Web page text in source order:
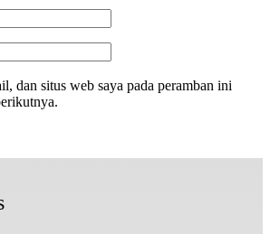
dan situs web saya pada peramban ini